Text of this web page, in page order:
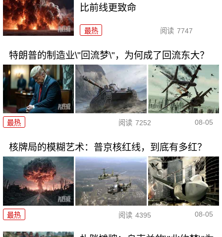
比前线更致命
最热 阅读 7747
特朗普的制造业\"回流梦\"，为何成了回流东大？
最热 阅读 7252 08-05
核牌局的模糊艺术：普京核红线，到底有多红？
最热 阅读 4395 08-05